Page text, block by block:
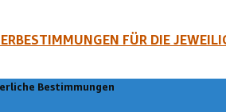
FÜR DIE
Bestimmungen